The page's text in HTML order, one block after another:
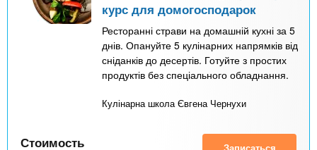
курс для домогосподарок
Ресторанні страви на домашній кухні за 5
днів. Опануйте 5 кулінарних напрямків від
сніданків до десертів. Готуйте з простих
продуктів без спеціального обладнання.
Кулінарна школа Євгена Чернухи
Стоимость Записаться